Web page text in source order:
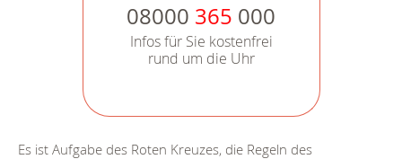
08000 365 000
Infos für Sie kostenfrei
rund um die Uhr
Es ist Aufgabe des Roten Kreuzes, die Regeln des